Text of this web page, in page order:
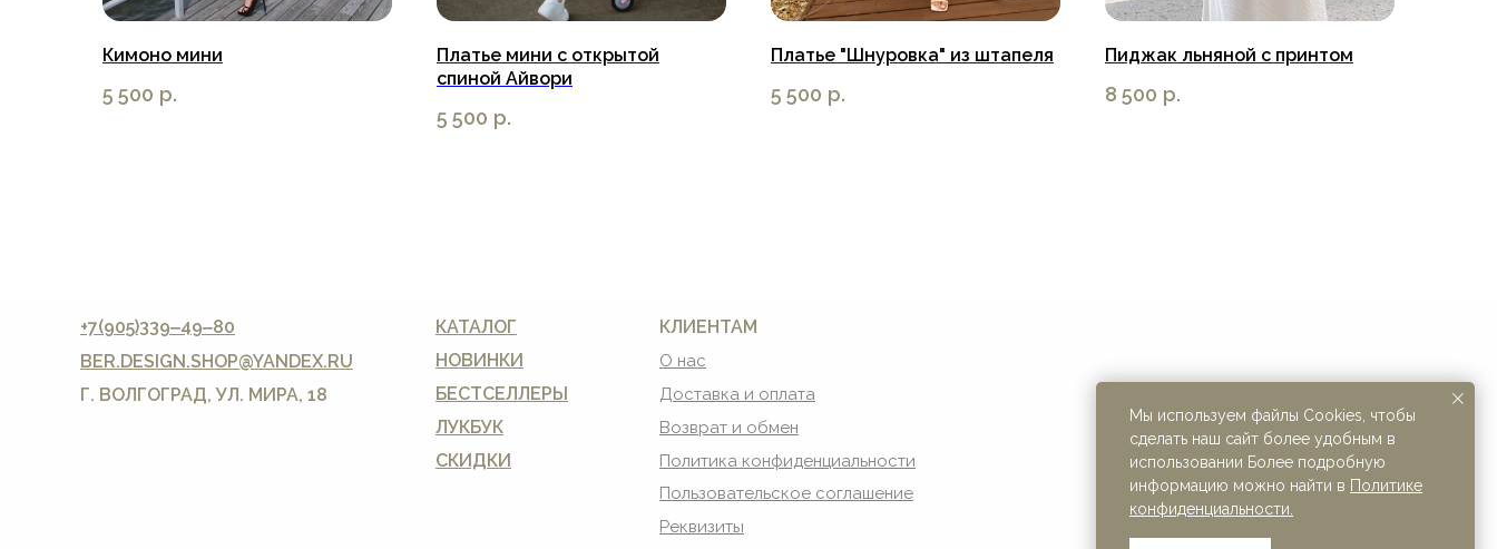
Кимоно мини
5 500 р.
Платье мини с открытой
спиной Айвори
5 500 р.
Платье "Шнуровка" из штапеля
5 500 р.
Пиджак льняной с принтом
8 500 р.
Пользовательское соглашение
Реквизиты
Политика конфиденциальности
Возврат и обмен
Доставка и оплата
О нас
КЛИЕНТАМ
СКИДКИ
ЛУКБУК
БЕСТСЕЛЛЕРЫ
НОВИНКИ
КАТАЛОГ
BER.DESIGN.SHOP@YANDEX.RU
Г. ВОЛГОГРАД, УЛ. МИРА, 18
+7(905)339‒49‒80
ИНН 344693722560
ИП Бер Кристина Михайловна
Мы используем файлы Cookies, чтобы
сделать наш сайт более удобным в
использовании Более подробную
информацию можно найти в Политике
конфиденциальности.